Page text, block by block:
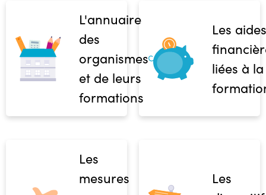
L'annuaire
des
organismes
et de leurs
formations
Les aides
liées à la
Les
mesures
Les